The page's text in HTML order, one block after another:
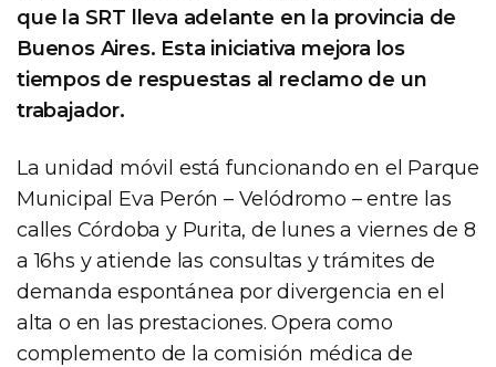
que la SRT lleva adelante en la provincia de
Buenos Aires. Esta iniciativa mejora los
tiempos de respuestas al reclamo de un
trabajador.
La unidad móvil está funcionando en el Parque
Municipal Eva Perón – Velódromo – entre las
calles Córdoba y Purita, de lunes a viernes de 8
a 16hs y atiende las consultas y trámites de
demanda espontánea por divergencia en el
alta o en las prestaciones. Opera como
complemento de la comisión médica de